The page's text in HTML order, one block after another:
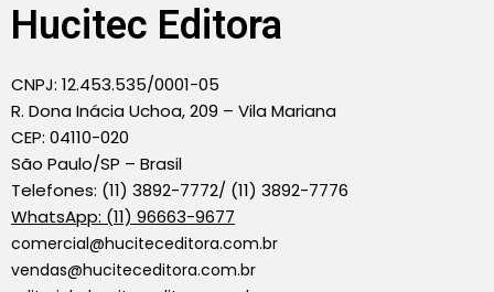
Hucitec Editora
CNPJ: 12.453.535/0001-05
R. Dona Inácia Uchoa, 209 – Vila Mariana
CEP: 04110-020
São Paulo/SP – Brasil
Telefones: (11) 3892-7772/ (11) 3892-7776
WhatsApp: (11) 96663-9677
comercial@huciteceditora.com.br
vendas@huciteceditora.com.br